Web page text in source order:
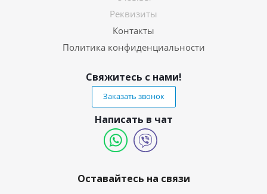
Реквизиты
Контакты
Политика конфиденциальности
Свяжитесь с нами!
Заказать звонок
Написать в чат
Оставайтесь на связи